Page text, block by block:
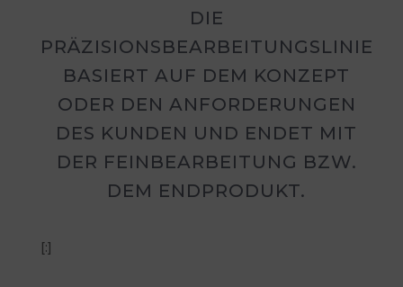
DIE
PRÄZISIONSBEARBEITUNGSLINIE
BASIERT AUF DEM KONZEPT
ODER DEN ANFORDERUNGEN
DES KUNDEN UND ENDET MIT
DER FEINBEARBEITUNG BZW.
DEM ENDPRODUKT.
[:]